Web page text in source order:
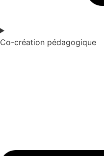
Co-création pédagogique